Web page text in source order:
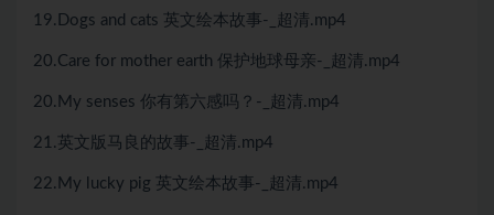
19.Dogs and cats 英文绘本故事-_超清.mp4
20.Care for mother earth 保护地球母亲-_超清.mp4
20.My senses 你有第六感吗？-_超清.mp4
21.英文版马良的故事-_超清.mp4
22.My lucky pig 英文绘本故事-_超清.mp4